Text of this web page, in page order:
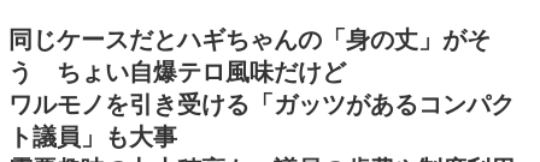
同じケースだとハギちゃんの「身の丈」がそ
う ちょい自爆テロ風味だけど
ワルモノを引き受ける「ガッツがあるコンパク
ト議員」も大事